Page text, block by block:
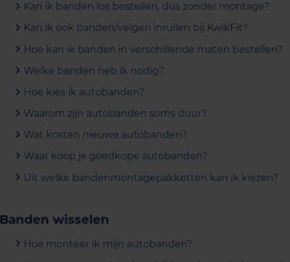
Kan ik banden los bestellen, dus zonder montage?
Kan ik ook banden/velgen inruilen bij KwikFit?
Hoe kan ik banden in verschillende maten bestellen?
Welke banden heb ik nodig?
Hoe kies ik autobanden?
Waarom zijn autobanden soms duur?
Wat kosten nieuwe autobanden?
Waar koop je goedkope autobanden?
Uit welke bandenmontagepakketten kan ik kiezen?
Banden wisselen
Hoe monteer ik mijn autobanden?